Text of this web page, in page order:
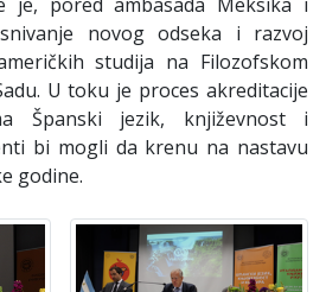
novog odseka i razvoj
studija na Filozofskom
U toku je proces akreditacije
Španski jezik, književnost i
bi mogli da krenu na nastavu
godine.